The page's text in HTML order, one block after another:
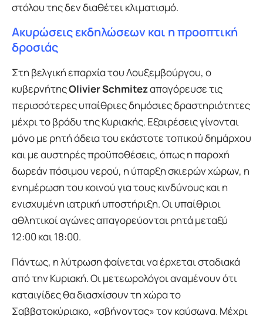
στόλου της δεν διαθέτει κλιματισμό.
Ακυρώσεις εκδηλώσεων και η προοπτική
δροσιάς
Στη βελγική επαρχία του Λουξεμβούργου, ο
κυβερνήτηςOlivier Schmitezαπαγόρευσε τις
περισσότερες υπαίθριες δημόσιες δραστηριότητες
μέχρι το βράδυ της Κυριακής. Εξαιρέσεις γίνονται
μόνο με ρητή άδεια του εκάστοτε τοπικού δημάρχου
και με αυστηρές προϋποθέσεις, όπως η παροχή
δωρεάν πόσιμου νερού, η ύπαρξη σκιερών χώρων, η
ενημέρωση του κοινού για τους κινδύνους και η
ενισχυμένη ιατρική υποστήριξη. Οι υπαίθριοι
αθλητικοί αγώνες απαγορεύονται ρητά μεταξύ
12:00 και 18:00.
Πάντως, η λύτρωση φαίνεται να έρχεται σταδιακά
από την Κυριακή. Οι μετεωρολόγοι αναμένουν ότι
καταιγίδες θα διασχίσουν τη χώρα το
Σαββατοκύριακο, «σβήνοντας» τον καύσωνα. Μέχρι